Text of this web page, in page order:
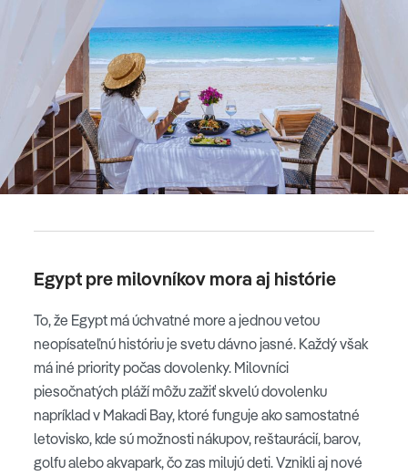
Egypt pre milovníkov mora aj histórie
To, že Egypt má úchvatné more a jednou vetou
neopísateľnú históriu je svetu dávno jasné. Každý však
má iné priority počas dovolenky. Milovníci
piesočnatých pláží môžu zažiť skvelú dovolenku
napríklad v Makadi Bay, ktoré funguje ako samostatné
letovisko, kde sú možnosti nákupov, reštaurácií, barov,
golfu alebo akvapark, čo zas milujú deti. Vznikli aj nové